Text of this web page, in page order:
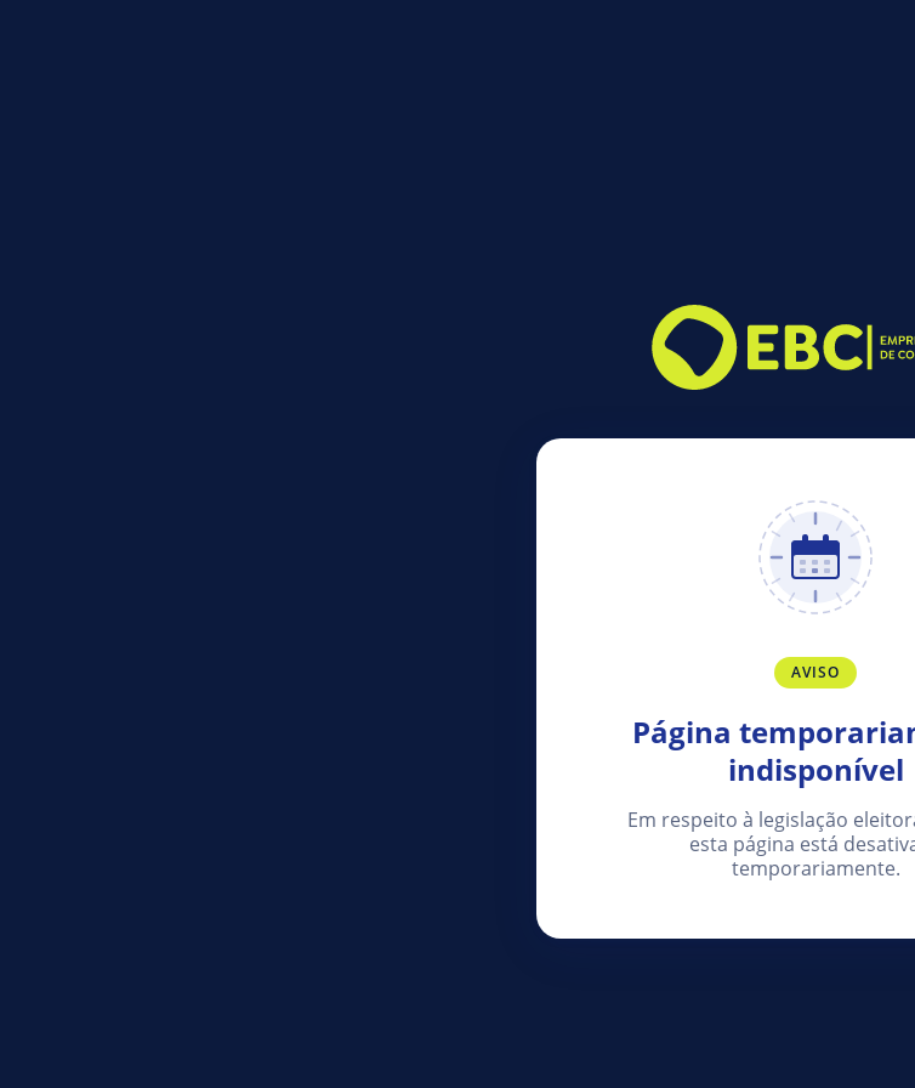
AVISO
Página
indisponível
Em respeito à legislação
esta página está
temporariamente.